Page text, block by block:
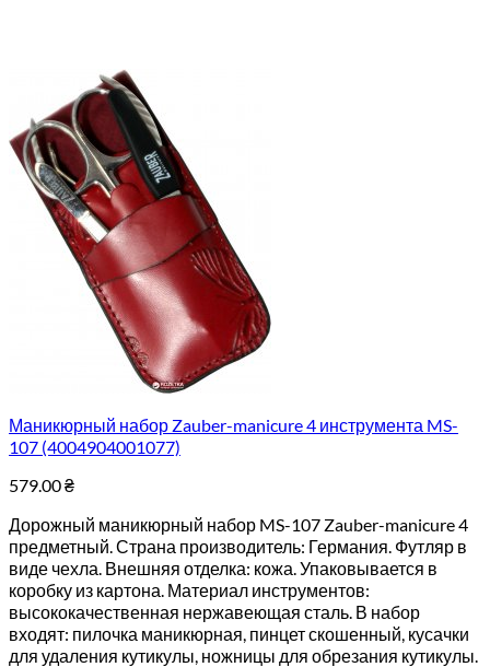
Маникюрный набор Zauber-manicure 4 инструмента MS-
107 (4004904001077)
579.00₴
Дорожный маникюрный набор MS-107 Zauber-manicure 4
предметный. Страна производитель: Германия. Футляр в
виде чехла. Внешняя отделка: кожа. Упаковывается в
коробку из картона. Материал инструментов:
высококачественная нержавеющая сталь. В набор
входят: пилочка маникюрная, пинцет скошенный, кусачки
для удаления кутикулы, ножницы для обрезания кутикулы.